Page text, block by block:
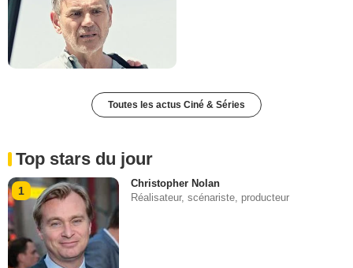
Toutes les actus Ciné & Séries
Top stars du jour
1
Christopher Nolan
Réalisateur, scénariste, producteur